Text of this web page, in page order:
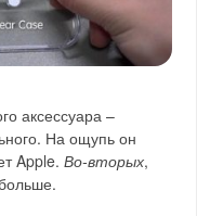
аксессуара –
На ощупь он
Apple.Во-вторых,